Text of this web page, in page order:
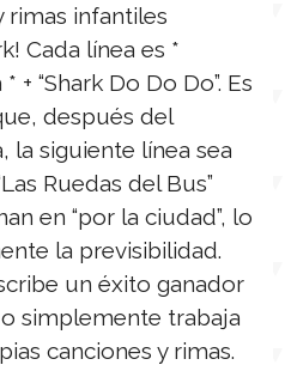
rimas infantiles
Cada línea es *
“Shark Do Do Do”. Es
después del
la siguiente línea sea
Ruedas del Bus”
en “por la ciudad”, lo
la previsibilidad.
un éxito ganador
simplemente trabaja
canciones y rimas.